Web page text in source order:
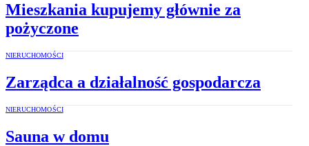
Mieszkania kupujemy głównie za
pożyczone
NIERUCHOMOŚCI
Zarządca a działalność gospodarcza
NIERUCHOMOŚCI
Sauna w domu